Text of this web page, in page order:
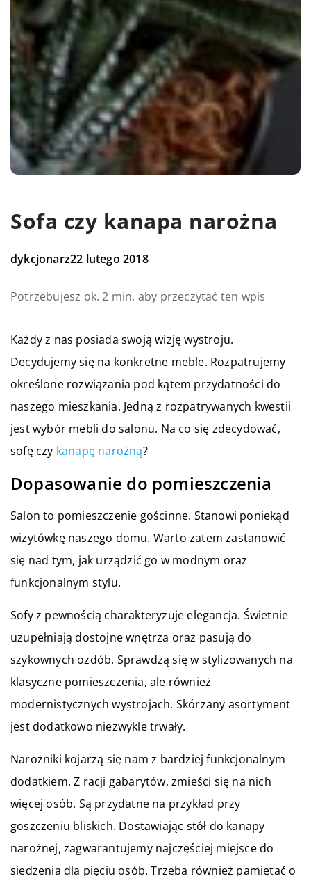
Sofa czy kanapa narożna
dykcjonarz22 lutego 2018
Potrzebujesz ok. 2 min. aby przeczytać ten wpis
Każdy z nas posiada swoją wizję wystroju.
Decydujemy się na konkretne meble. Rozpatrujemy
określone rozwiązania pod kątem przydatności do
naszego mieszkania. Jedną z rozpatrywanych kwestii
jest wybór mebli do salonu. Na co się zdecydować,
sofę czy kanapę narożną?
Dopasowanie do pomieszczenia
Salon to pomieszczenie gościnne. Stanowi poniekąd
wizytówkę naszego domu. Warto zatem zastanowić
się nad tym, jak urządzić go w modnym oraz
funkcjonalnym stylu.
Sofy z pewnością charakteryzuje elegancja. Świetnie
uzupełniają dostojne wnętrza oraz pasują do
szykownych ozdób. Sprawdzą się w stylizowanych na
klasyczne pomieszczenia, ale również
modernistycznych wystrojach. Skórzany asortyment
jest dodatkowo niezwykle trwały.
Narożniki kojarzą się nam z bardziej funkcjonalnym
dodatkiem. Z racji gabarytów, zmieści się na nich
więcej osób. Są przydatne na przykład przy
goszczeniu bliskich. Dostawiając stół do kanapy
narożnej, zagwarantujemy najczęściej miejsce do
siedzenia dla pięciu osób. Trzeba również pamiętać o